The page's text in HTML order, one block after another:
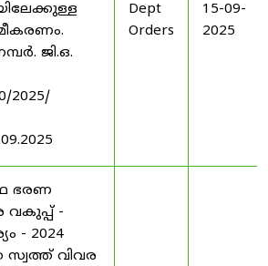
ജി.ഒ.
2025/
Dept
Orders
15-09-
2025
ഭരണ
വകുപ്പ് -
- 2024
വിവര